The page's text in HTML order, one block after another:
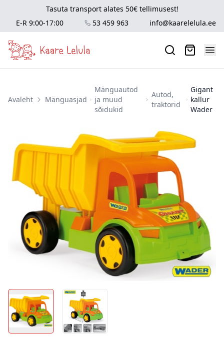
Tasuta transport alates 50€ tellimusest!
E-R 9:00-17:00
53 459 963 info@kaarelelula.ee
Avaleht Mänguasjad
Mänguautod
ja muud
sõidukid
Autod,
traktorid
Gigant
kallur
Wader